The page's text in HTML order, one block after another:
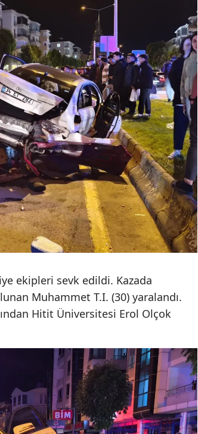
Hakkari
Hatay
Isparta
Mersin
İstanbul
İzmir
Kastamonu
Kayseri
Kırklareli
Kırşehir
Kocaeli
Konya
Malatya
Manisa
Kahramanmaraş
Mardin
ekipleri sevk edildi. Kazada
Muhammet T.I. (30) yaralandı.
Hitit Üniversitesi Erol Olçok